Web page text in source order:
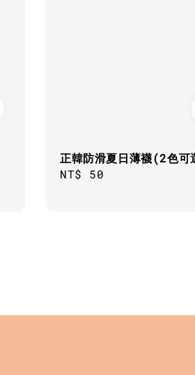
正韓防滑夏日薄襪(2色可
Regular
NT$ 50